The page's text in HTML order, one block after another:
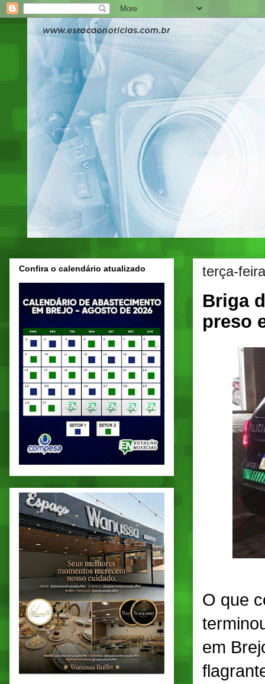
terça-
Briga
preso
O que
em
Confira o calendário atualizado